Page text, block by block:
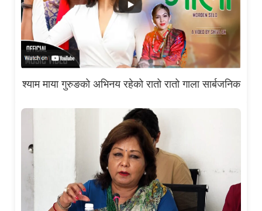
श्याम माया गुरुङको अभिनय रहेको रातो रातो गाला सार्बजनिक